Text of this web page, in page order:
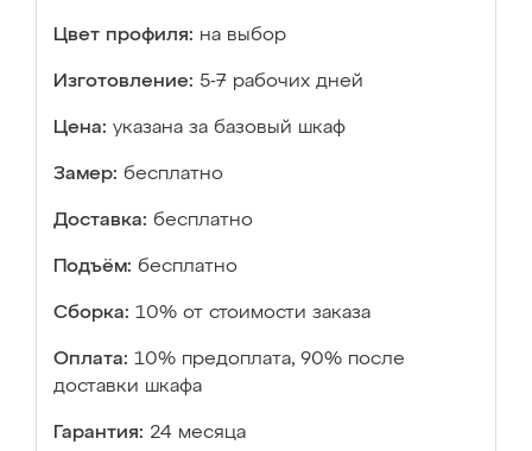
Цвет профиля: на выбор
Изготовление: 5-7 рабочих дней
Цена: указана за базовый шкаф
Замер: бесплатно
Доставка: бесплатно
Подъём: бесплатно
Сборка: 10% от стоимости заказа
Оплата: 10% предоплата, 90% после
доставки шкафа
Гарантия: 24 месяца